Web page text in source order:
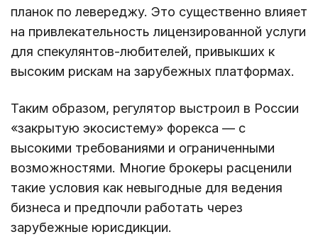
планок по левереджу. Это существенно влияет
на привлекательность лицензированной услуги
для спекулянтов-любителей, привыкших к
высоким рискам на зарубежных платформах.
Таким образом, регулятор выстроил в России
«закрытую экосистему» форекса — с
высокими требованиями и ограниченными
возможностями. Многие брокеры расценили
такие условия как невыгодные для ведения
бизнеса и предпочли работать через
зарубежные юрисдикции.